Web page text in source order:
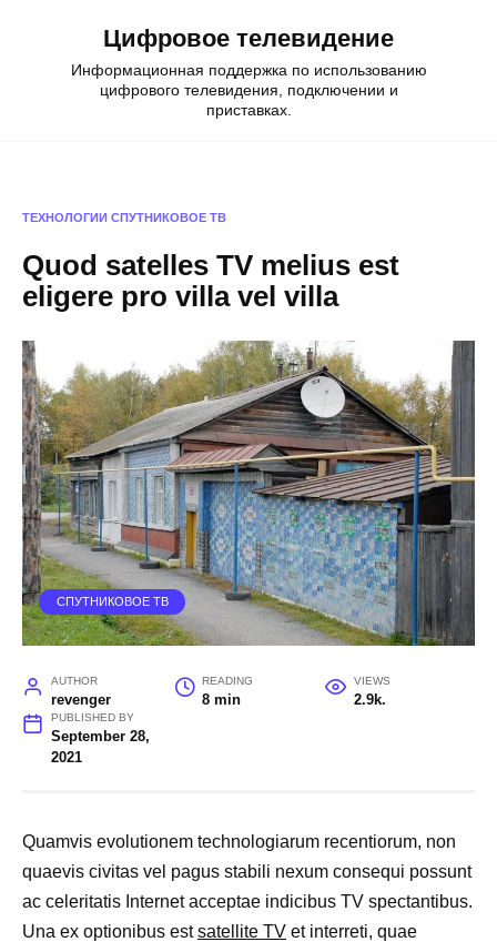
Цифровое телевидение
Информационная поддержка по использованию
цифрового телевидения, подключении и
приставках.
ТЕХНОЛОГИИ СПУТНИКОВОЕ ТВ
Quod satelles TV melius est
eligere pro villa vel villa
СПУТНИКОВОЕ ТВ
AUTHOR
revenger
READING
8 min
VIEWS
2.9k.
PUBLISHED BY
September 28,
2021
Quamvis evolutionem technologiarum recentiorum, non
quaevis civitas vel pagus stabili nexum consequi possunt
ac celeritatis Internet acceptae indicibus TV spectantibus.
Una ex optionibus estsatellite TV et interreti, quae